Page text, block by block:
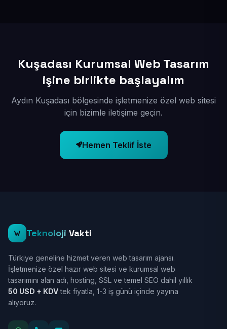
Kuşadası Kurumsal Web Tasarım
işine birlikte başlayalım
Aydın Kuşadası bölgesinde işletmenize özel web sitesi
için bizimle iletişime geçin.
Hemen Teklif İste
Teknoloji Vakti
Türkiye geneline hizmet veren web tasarım ajansı.
İşletmenize özel hazır web sitesi ve kurumsal web
tasarımını alan adı, hosting, SSL ve temel SEO dahil yıllık
50 USD + KDVtek fiyatla, 1-3 iş günü içinde yayına
alıyoruz.